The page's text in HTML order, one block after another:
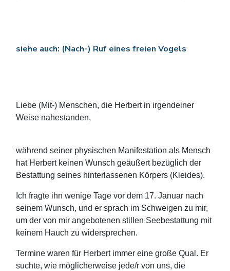
siehe auch: (Nach-) Ruf eines freien Vogels
Liebe (Mit-) Menschen, die Herbert in irgendeiner
Weise nahestanden,
während seiner physischen Manifestation als Mensch
hat Herbert keinen Wunsch geäußert bezüglich der
Bestattung seines hinterlassenen Körpers (Kleides).
Ich fragte ihn wenige Tage vor dem 17. Januar nach
seinem Wunsch, und er sprach im Schweigen zu mir,
um der von mir angebotenen stillen Seebestattung mit
keinem Hauch zu widersprechen.
Termine waren für Herbert immer eine große Qual. Er
suchte, wie möglicherweise jede/r von uns, die